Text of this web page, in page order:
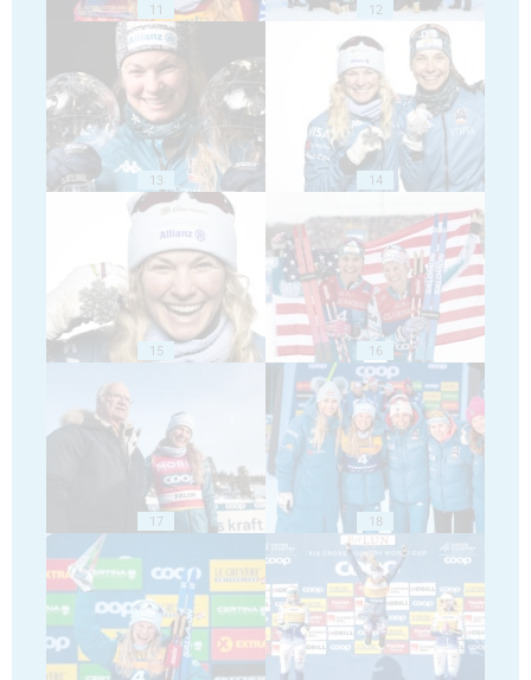
11 12
13 14
15 16
17 18